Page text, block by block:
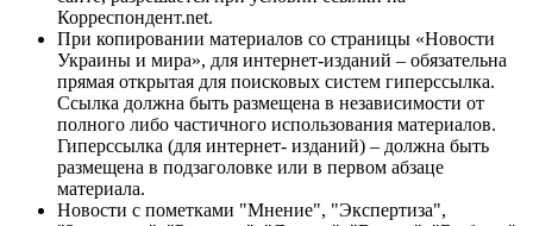
Корреспондент.net.
При копировании материалов со страницы «Новости
Украины и мира», для интернет-изданий – обязательна
прямая открытая для поисковых систем гиперссылка.
Ссылка должна быть размещена в независимости от
полного либо частичного использования материалов.
Гиперссылка (для интернет- изданий) – должна быть
размещена в подзаголовке или в первом абзаце
материала.
Новости с пометками "Мнение", "Экспертиза",